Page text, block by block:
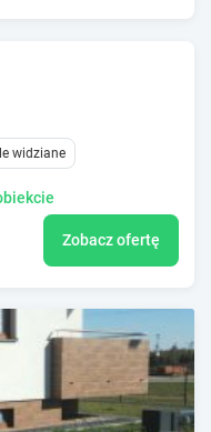
widziane
Zobacz ofertę